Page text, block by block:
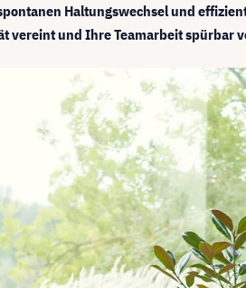
Haltungswechsel und
vereint und Ihre Teamarbeit spürbar